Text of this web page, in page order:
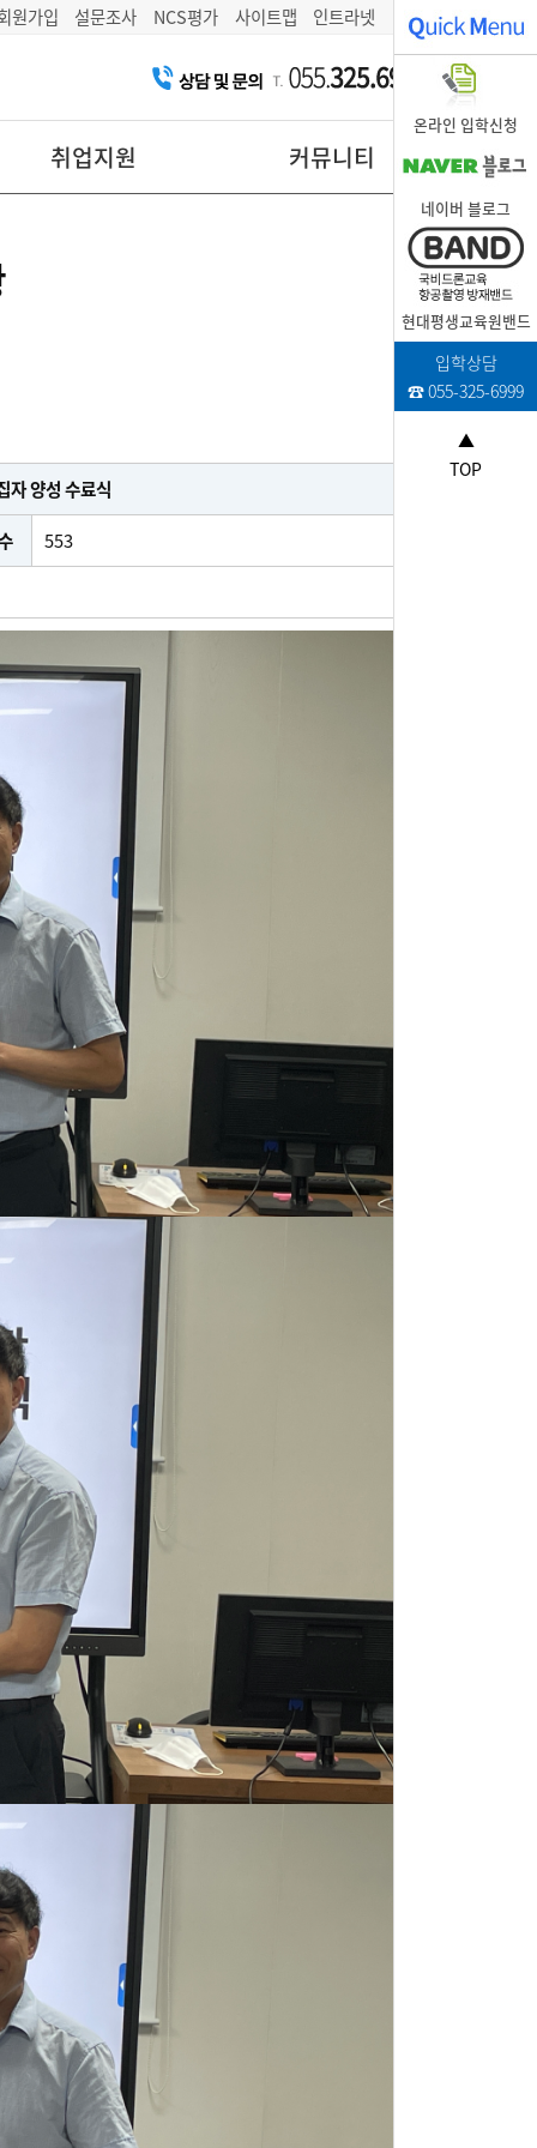
원가입 설문조사 NCS평가 사이트맵 인트라넷
취업지원 커뮤니티
양성 수료식
553
온라인 입학신청
네이버 블로그
현대평생교육원밴드
입학상담
☎ 055-325-6999
▲
TOP